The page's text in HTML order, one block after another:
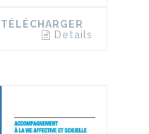
TÉLÉCHARGER
Details